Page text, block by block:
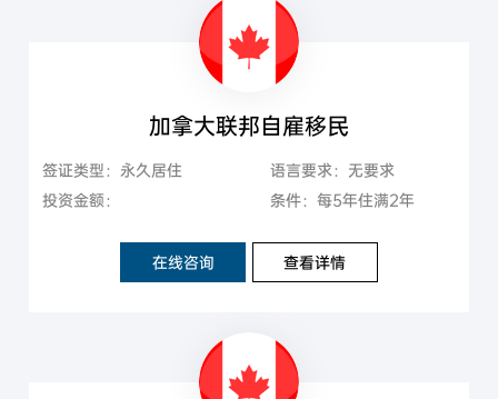
加拿大联邦自雇移民
签证类型：永久居住
语言要求：无要求
投资金额：
条件：每5年住满2年
在线咨询 查看详情